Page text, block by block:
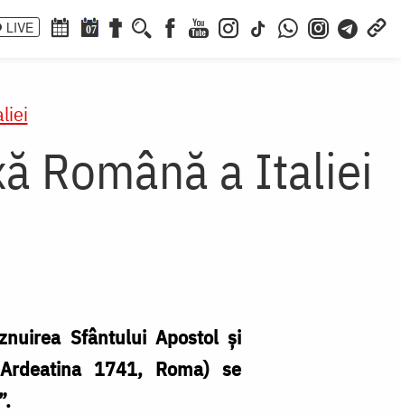
LIVE 07
Română a Italiei
Sfântului Apostol și
1741, Roma) se
.